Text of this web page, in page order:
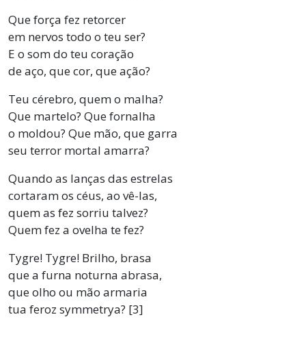
Que força fez retorcer
em nervos todo o teu ser?
E o som do teu coração
de aço, que cor, que ação?
Teu cérebro, quem o malha?
Que martelo? Que fornalha
o moldou? Que mão, que garra
seu terror mortal amarra?
Quando as lanças das estrelas
cortaram os céus, ao vê-las,
quem as fez sorriu talvez?
Quem fez a ovelha te fez?
Tygre! Tygre! Brilho, brasa
que a furna noturna abrasa,
que olho ou mão armaria
tua feroz symmetrya? [3]